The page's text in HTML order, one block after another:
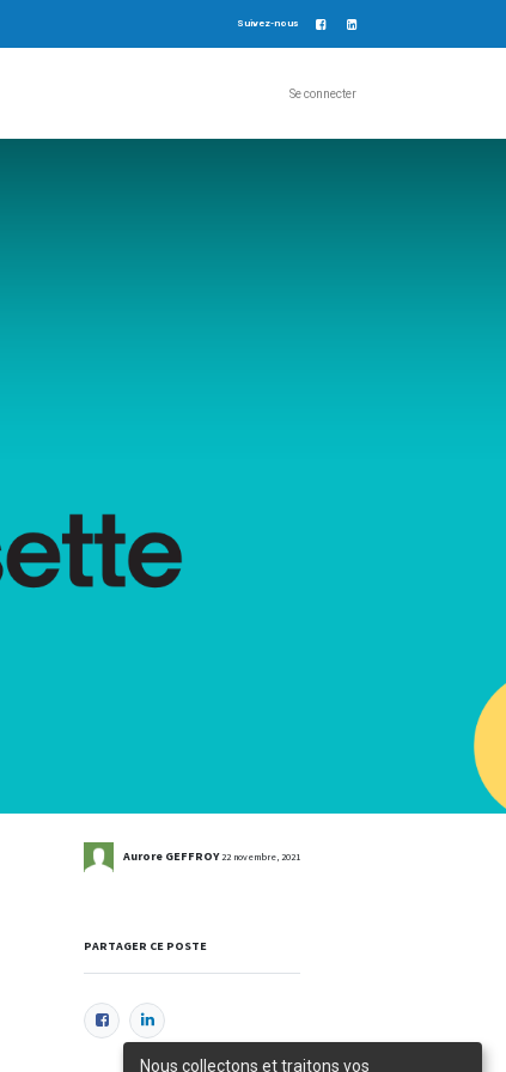
Suivez-nous
Se connecter
Aurore GEFFROY 22 novembre, 2021
PARTAGER CE POSTE
Nous collectons et traitons vos